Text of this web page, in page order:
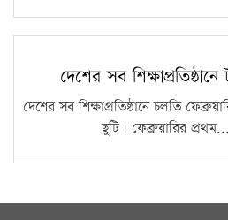
দেশের সব
দেশের সব শিক্ষাপ্রতিষ্ঠানে চলতি
ছুটি। ফেব্রুয়ারির প্রথম...